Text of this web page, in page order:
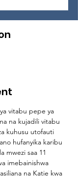
vitabu pepe ya
na kujadili vitabu
kuhusu utofauti
hufanyika karibu
mwezi saa 11
imebainishwa
na Katie kwa